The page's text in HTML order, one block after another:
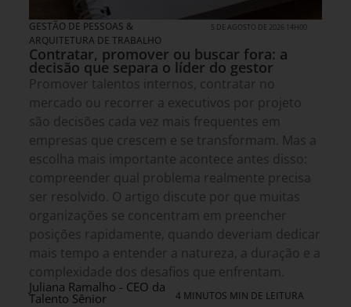
GESTÃO DE PESSOAS &
ARQUITETURA DE TRABALHO
5 DE AGOSTO DE 2026 14H00
Contratar, promover ou buscar fora: a
decisão que separa o líder do gestor
Promover talentos internos, contratar no
mercado ou recorrer a executivos por projeto
são decisões cada vez mais frequentes em
empresas que crescem e se transformam. Mas a
escolha mais importante acontece antes disso:
compreender qual problema realmente precisa
ser resolvido. O artigo discute por que muitas
organizações se concentram em preencher
posições rapidamente, quando deveriam dedicar
mais tempo a entender a natureza, a duração e a
complexidade dos desafios que enfrentam.
Juliana Ramalho - CEO da
Talento Sênior 4 MINUTOS MIN DE LEITURA